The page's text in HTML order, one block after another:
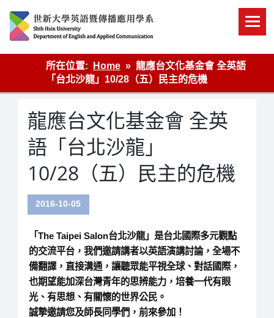
content
英語傳播
所在位置:
Home
龍應台文化基金會 全英語
「台北沙龍」10/28（五）民主的危機
龍應台文化基金會 全英
語「台北沙龍」
10/28（五）民主的危機
2016-10-05
「The Taipei Salon台北沙龍」是台北國際多元觀點
的交流平台，我們邀請講者以英語演講討論，全場不
備翻譯，直接溝通，讓聽眾能平視全球、對話國際，
也期望能加深台灣青年的思辨能力，培養一代有眼
光、有思想、有關懷的世界公民。
誠摯邀請您及師長同學們，前來參加！